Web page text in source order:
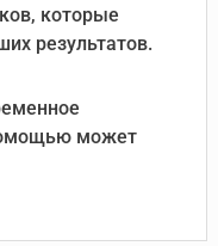
которые
результатов.
может